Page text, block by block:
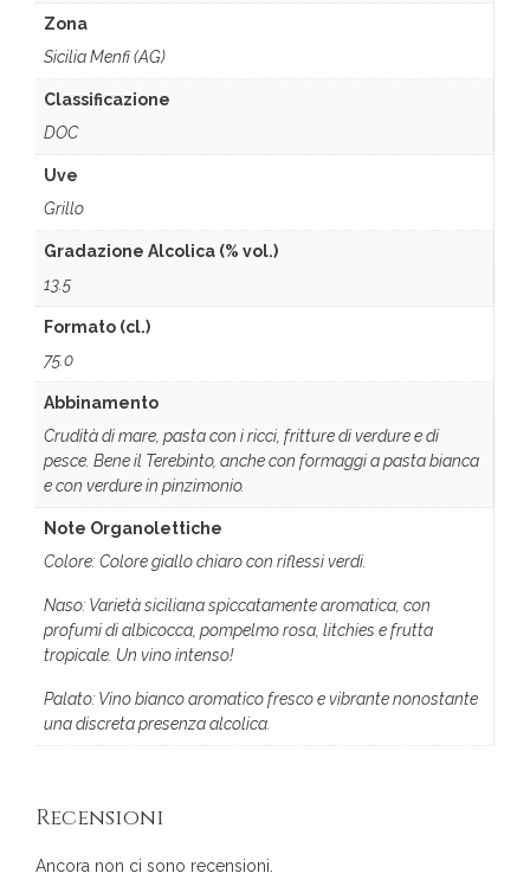
Zona
Sicilia Menfi (AG)
Classificazione
DOC
Uve
Grillo
Gradazione Alcolica (% vol.)
13.5
Formato (cl.)
75.0
Abbinamento
Crudità di mare, pasta con i ricci, fritture di verdure e di
pesce. Bene il Terebinto, anche con formaggi a pasta bianca
e con verdure in pinzimonio.
Note Organolettiche
Colore: Colore giallo chiaro con riflessi verdi.
Naso: Varietà siciliana spiccatamente aromatica, con
profumi di albicocca, pompelmo rosa, litchies e frutta
tropicale. Un vino intenso!
Palato: Vino bianco aromatico fresco e vibrante nonostante
una discreta presenza alcolica.
Recensioni
Ancora non ci sono recensioni.